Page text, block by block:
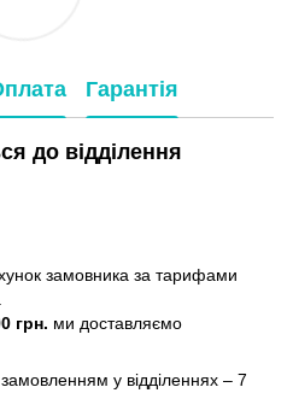
Гарантія
до відділення
замовника за тарифами
грн. ми доставляємо
у відділеннях – 7